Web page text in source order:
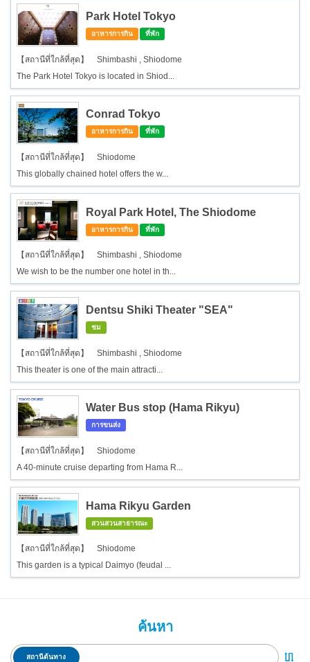
Park Hotel Tokyo
อาหารการกิน ที่พัก
【สถานีที่ใกล้ที่สุด】 Shimbashi , Shiodome
The Park Hotel Tokyo is located in Shiod...
Conrad Tokyo
อาหารการกิน ที่พัก
【สถานีที่ใกล้ที่สุด】 Shiodome
This globally chained hotel offers the w...
Royal Park Hotel, The Shiodome
อาหารการกิน ที่พัก
【สถานีที่ใกล้ที่สุด】 Shimbashi , Shiodome
We wish to be the number one hotel in th...
Dentsu Shiki Theater "SEA"
ชม
【สถานีที่ใกล้ที่สุด】 Shimbashi , Shiodome
This theater is one of the main attracti...
Water Bus stop (Hama Rikyu)
การขนส่ง
【สถานีที่ใกล้ที่สุด】 Shiodome
A 40-minute cruise departing from Hama R...
Hama Rikyu Garden
สวนสวนสาธารณะ
【สถานีที่ใกล้ที่สุด】 Shiodome
This garden is a typical Daimyo (feudal ...
ค้นหา
สถานีต้นทาง